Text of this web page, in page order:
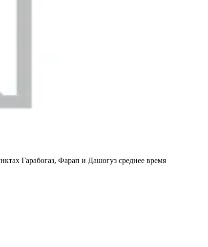
Гарабогаз, Фарап и Дашогуз среднее время